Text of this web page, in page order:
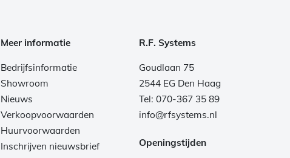
Meer informatie
Bedrijfsinformatie
Showroom
Nieuws
Verkoopvoorwaarden
Huurvoorwaarden
Inschrijven nieuwsbrief
R.F. Systems
Goudlaan 75
2544 EG Den Haag
Tel: 070-367 35 89
info@rfsystems.nl
Openingstijden